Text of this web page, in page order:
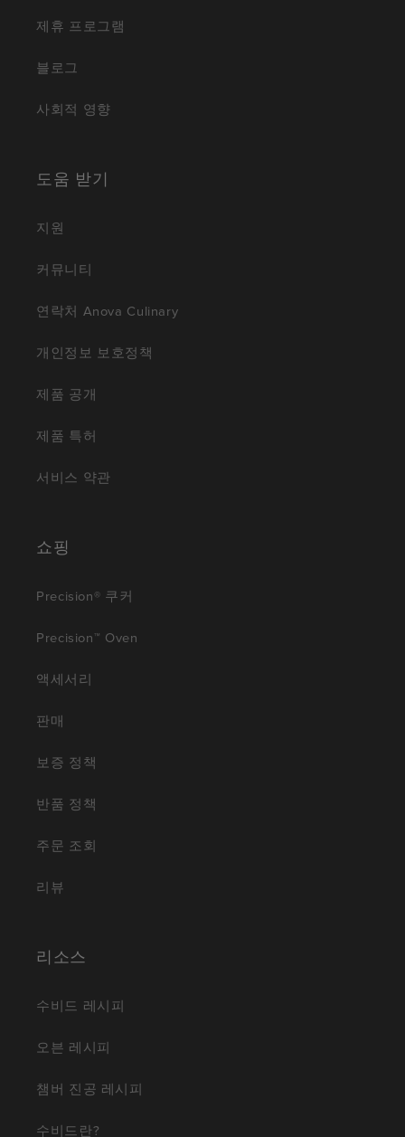
제휴 프로그램
블로그
사회적 영향
도움 받기
지원
커뮤니티
연락처 Anova Culinary
개인정보 보호정책
제품 공개
제품 특허
서비스 약관
쇼핑
Precision® 쿠커
Precision™ Oven
액세서리
판매
보증 정책
반품 정책
주문 조회
리뷰
리소스
수비드 레시피
오븐 레시피
챔버 진공 레시피
수비드란?